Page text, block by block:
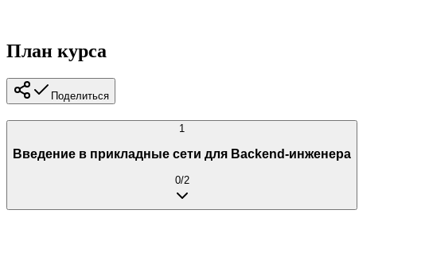
План курса
Поделиться
1
Введение в прикладные сети для Backend-инженера
0/2